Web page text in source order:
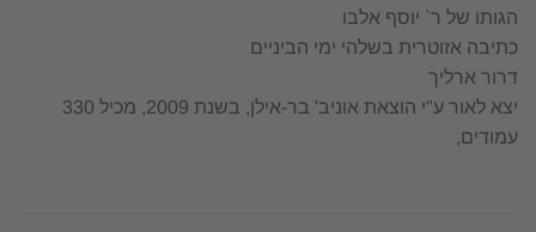
הגותו של ר` יוסף אלבו
כתיבה אזוטרית בשלהי ימי הביניים
דרור ארליך
יצא לאור ע"י הוצאת אוניב' בר-אילן, בשנת 2009, מכיל 330
עמודים,